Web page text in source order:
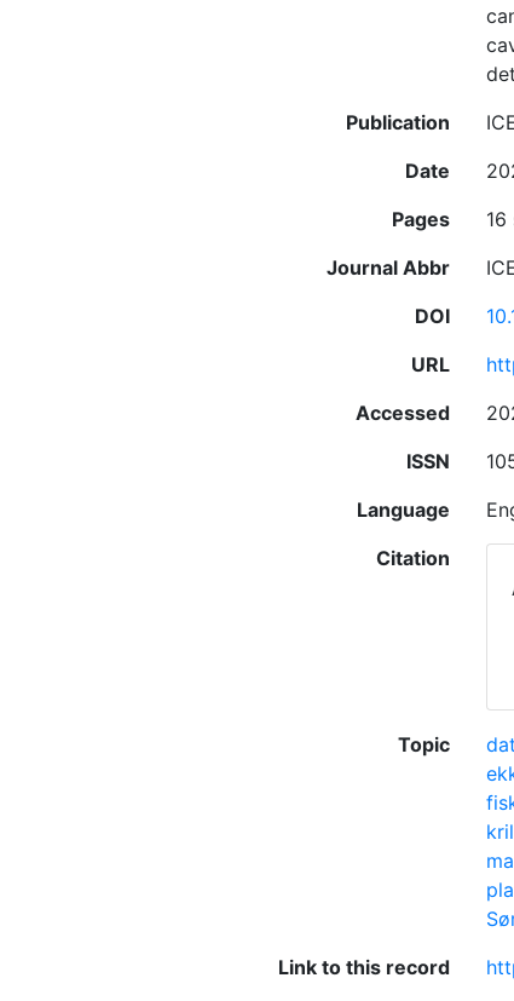
Publication
Date
Pages
16
Journal Abbr
DOI
URL
Accessed
ISSN
Language
Citation
Topic
Link to this record